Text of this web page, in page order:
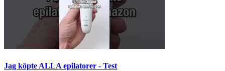
Jag köpte ALLA epilatorer - Test